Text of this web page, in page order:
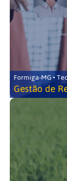
Formiga-MG •
Gestão de